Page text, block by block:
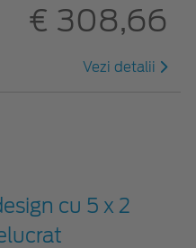
€ 308,66
Vezi detalii
cu 5 x 2